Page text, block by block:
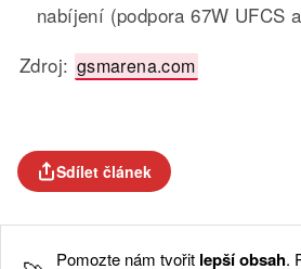
nabíjení (podpora 67W UFCS
Zdroj: gsmarena.com
Sdílet článek
Pomozte nám tvořit lepší obsah.